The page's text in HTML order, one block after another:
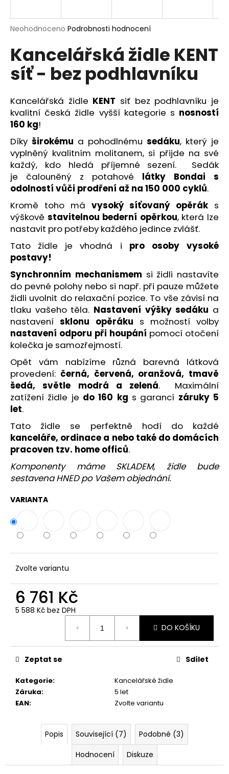
Průměrné
produktu
je
z
hvězdiček.
Neohodnoceno Podrobnosti hodnocení
Kancelářská židle KENT
síť - bez podhlavníku
Kancelářská židle KENT siť bez podhlavníku je
kvalitní česká židle vyšší kategorie s nosností
160 kg!
Díky širokému a pohodlnému sedáku, který je
vyplněný kvalitním molitanem, si přijde na své
každý, kdo hledá příjemné sezení. Sedák
je čalouněný z potahové látky Bondai
s
odolností vůči prodření až na 150 000 cyklů.
Kromě toho má vysoký síťovaný opěrák s
výškově stavitelnou bederní opěrkou, která lze
nastavit pro potřeby každého jedince zvlášť.
Tato židle je vhodná i pro osoby vysoké
postavy!
Synchronním mechanismem si židli nastavíte
do pevné polohy nebo si např. při pauze můžete
židli uvolnit do relaxační pozice. To vše závisí na
tlaku vašeho těla. Nastavení výšky sedáku a
nastavení sklonu opěráku s možností volby
nastavení odporu při houpání pomocí otočení
kolečka je samozřejmostí.
Opět vám nabízíme různá barevná látková
provedení: černá, červená, oranžová, tmavě
šedá, světle modrá
a zelená. Maximální
zatížení židle je do 160 kg s garancí záruky 5
let.
Tato židle se perfektně hodí do každé
kanceláře, ordinace a nebo také do domácích
pracoven tzv. home officů.
Komponenty máme SKLADEM, židle bude
sestavena HNED po Vašem objednání.
VARIANTA
Zvolte variantu
6 761 Kč
5 588 Kč bez DPH
DO KOŠÍKU
Kategorie:
Kancelářské židle
Záruka:
5 let
EAN: Zvolte variantu
Zeptat se Sdílet
A
Popis Související (7)
Podobné (3)
Hodnocení
Diskuze
j
t
?
HLEDAT
D
o
p
r
u
č
u
j
e
m
e
DĚTSKÁ
ŽIDLE
FUXO
V-
LINE
4
390
Kč